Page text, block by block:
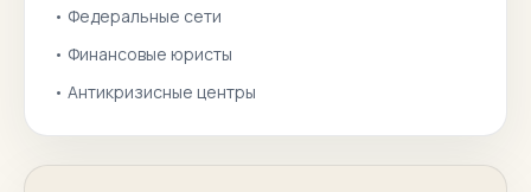
• Федеральные сети
• Финансовые юристы
• Антикризисные центры